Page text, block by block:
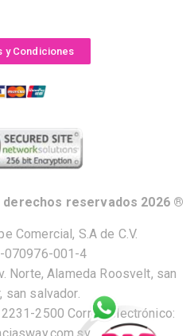
y Condiciones
derechos reservados 2026 ®
Comercial, S.A de C.V.
070976-001-4
Norte, Alameda Roosvelt, san
san salvador.
2500 Correo electrónico: